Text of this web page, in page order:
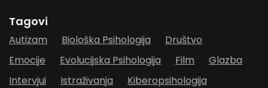
Tagovi
Autizam Biološka Psihologija
Društvo
Emocije
Evolucijska Psihologija Film
Glazba
Intervjui
Istraživanja
Kiberopsihologija